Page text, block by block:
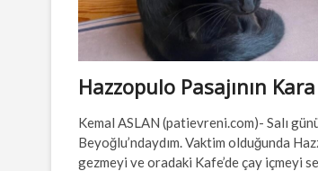
Hazzopulo Pasajının Kara
Kemal ASLAN (patievreni.com)- Salı
Beyoğlu’ndaydım. Vaktim olduğunda
gezmeyi ve oradaki Kafe’de çay içmeyi